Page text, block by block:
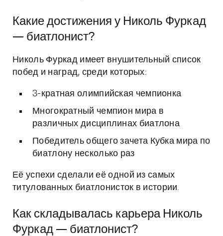
Какие достижения у Николь Фуркад
— биатлонист?
Николь Фуркад имеет внушительный список
побед и наград, среди которых:
3-кратная олимпийская чемпионка
Многократный чемпион мира в
различных дисциплинах биатлона
Победитель общего зачета Кубка мира по
биатлону несколько раз
Её успехи сделали её одной из самых
титулованных биатлонисток в истории.
Как складывалась карьера Николь
Фуркад — биатлонист?